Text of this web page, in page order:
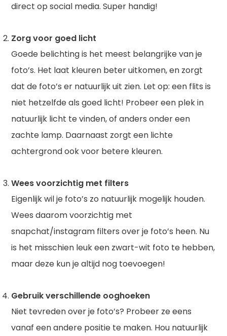
direct op social media. Super handig!
Zorg voor goed licht
Goede belichting is het meest belangrijke van je
foto’s. Het laat kleuren beter uitkomen, en zorgt
dat de foto’s er natuurlijk uit zien. Let op: een flits is
niet hetzelfde als goed licht! Probeer een plek in
natuurlijk licht te vinden, of anders onder een
zachte lamp. Daarnaast zorgt een lichte
achtergrond ook voor betere kleuren.
Wees voorzichtig met filters
Eigenlijk wil je foto’s zo natuurlijk mogelijk houden.
Wees daarom voorzichtig met
snapchat/instagram filters over je foto’s heen. Nu
is het misschien leuk een zwart-wit foto te hebben,
maar deze kun je altijd nog toevoegen!
Gebruik verschillende ooghoeken
Niet tevreden over je foto’s? Probeer ze eens
vanaf een andere positie te maken. Hou natuurlijk